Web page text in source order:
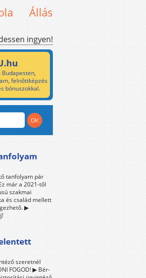
Állás
ingyen!
felnőttképzés
bónuszokkal.
tanfolyam pár
már a 2021-től
szakmai
és család mellett
▶
szeretnél
FOGOD! ▶ Bér-